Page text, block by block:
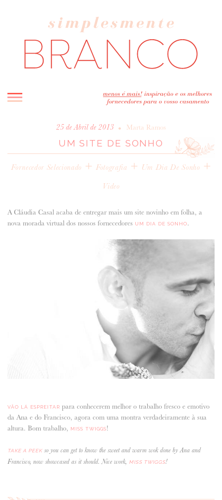
INICIO
BLOG
ENTREVISTAS
REAL WEDDINGS & EDITORIAIS
FORNECEDORES RECOMENDADOS
ANUNCIE CONNOSCO
25 de Abril de 2013 • Marta Ramos
UM SITE DE SONHO
Fornecedor Selecionado + Fotografia + Um Dia De Sonho +
Video
A Cláudia Casal acaba de entregar mais um site novinho em folha, a
nova morada virtual dos nossos fornecedores UM DIA DE SONHO.
VÃO LÁ ESPREITAR para conhecerem melhor o trabalho fresco e emotivo
da Ana e do Francisco, agora com uma montra verdadeiramente à sua
altura. Bom trabalho,
MISS TWIGGS!
TAKE A PEEKso you can get to know the sweet and warm wok done by Ana and
Francisco, now showcased as it should. Nice work, MISS TWIGGS!